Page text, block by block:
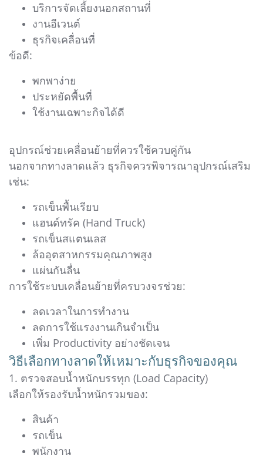
บริการจัดเลี้ยงนอกสถานที่
งานอีเวนต์
ธุรกิจเคลื่อนที่
ข้อดี:
พกพาง่าย
ประหยัดพื้นที่
ใช้งานเฉพาะกิจได้ดี
อุปกรณ์ช่วยเคลื่อนย้ายที่ควรใช้ควบคู่กัน
นอกจากทางลาดแล้ว ธุรกิจควรพิจารณาอุปกรณ์เสริม
เช่น:
รถเข็นพื้นเรียบ
แฮนด์ทรัค (Hand Truck)
รถเข็นสแตนเลส
ล้ออุตสาหกรรมคุณภาพสูง
แผ่นกันลื่น
การใช้ระบบเคลื่อนย้ายที่ครบวงจรช่วย:
ลดเวลาในการทำงาน
ลดการใช้แรงงานเกินจำเป็น
เพิ่ม Productivity อย่างชัดเจน
วิธีเลือกทางลาดให้เหมาะกับธุรกิจของคุณ
1. ตรวจสอบน้ำหนักบรรทุก (Load Capacity)
เลือกให้รองรับน้ำหนักรวมของ:
สินค้า
รถเข็น
พนักงาน